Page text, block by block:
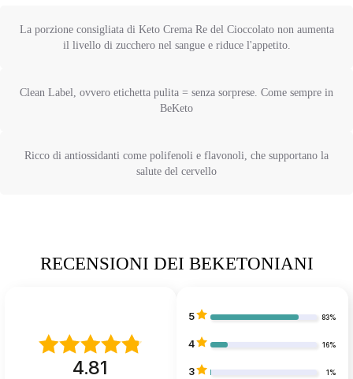
La porzione consigliata di Keto Crema Re del Cioccolato non aumenta
il livello di zucchero nel sangue e riduce l'appetito.
Clean Label, ovvero etichetta pulita = senza sorprese. Come sempre in
BeKeto
Ricco di antiossidanti come polifenoli e flavonoli, che supportano la
salute del cervello
RECENSIONI DEI BEKETONIANI
4.81
5 83%
4 16%
3 1%